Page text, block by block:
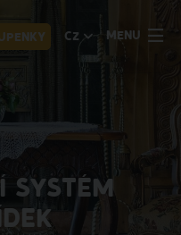
CZ MENU
SYSTÉM